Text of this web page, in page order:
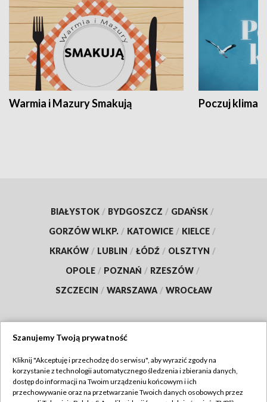
Warmia i Mazury Smakują Poczuj klimat
BIAŁYSTOK / BYDGOSZCZ / GDAŃSK /
GORZÓW WLKP. / KATOWICE / KIELCE /
KRAKÓW / LUBLIN / ŁÓDŹ / OLSZTYN /
OPOLE / POZNAŃ / RZESZÓW /
SZCZECIN / WARSZAWA / WROCŁAW
TVP
Abonament TVP
Regulamin TVP
Szanujemy Twoją prywatność
Kliknij "Akceptuję i przechodzę do serwisu", aby wyrazić zgody na
korzystanie z technologii automatycznego śledzenia i zbierania danych,
dostęp do informacji na Twoim urządzeniu końcowym i ich
przechowywanie oraz na przetwarzanie Twoich danych osobowych przez